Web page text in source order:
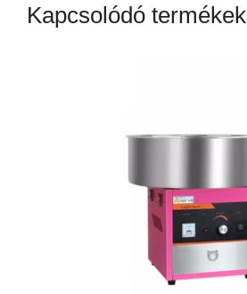
Kapcsolódó termékek